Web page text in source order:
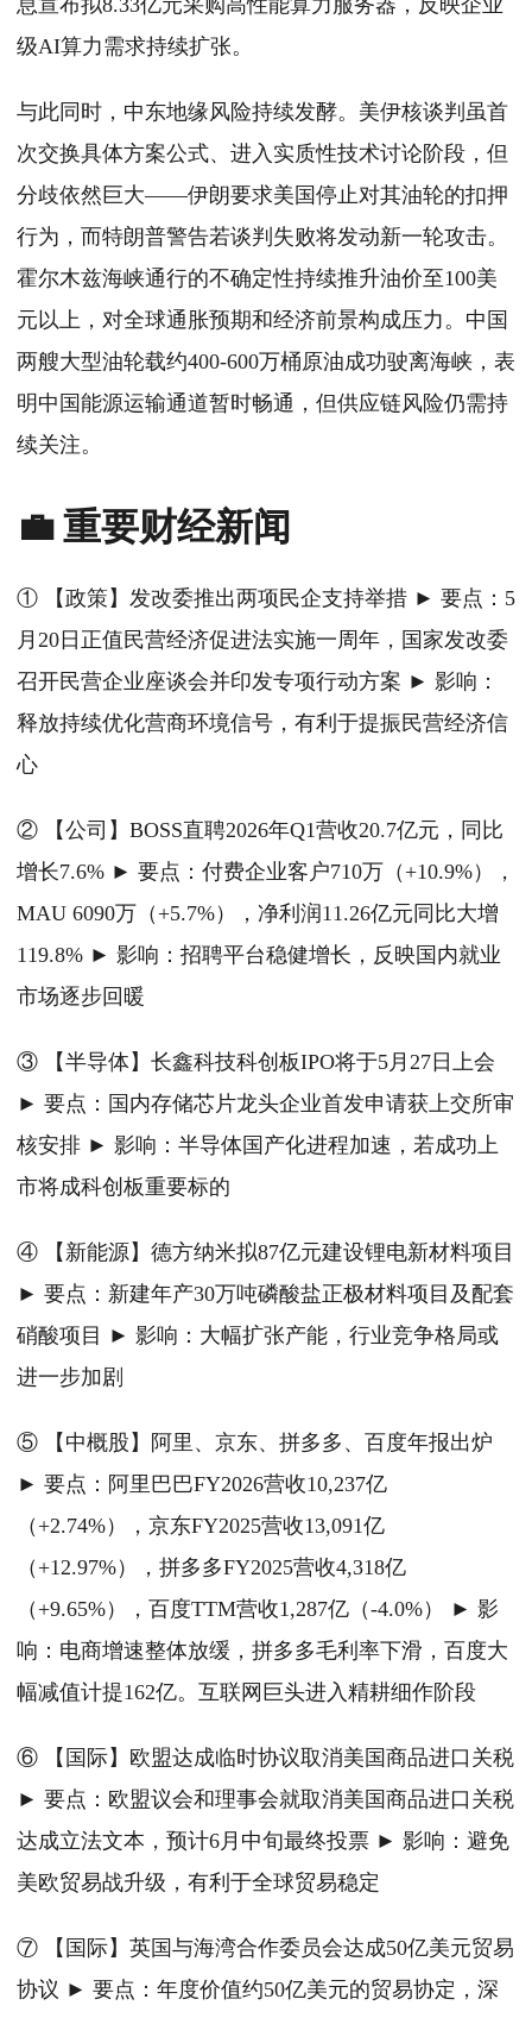
息宣布拟8.33亿元采购高性能算力服务器，反映企业
级AI算力需求持续扩张。
与此同时，中东地缘风险持续发酵。美伊核谈判虽首
次交换具体方案公式、进入实质性技术讨论阶段，但
分歧依然巨大——伊朗要求美国停止对其油轮的扣押
行为，而特朗普警告若谈判失败将发动新一轮攻击。
霍尔木兹海峡通行的不确定性持续推升油价至100美
元以上，对全球通胀预期和经济前景构成压力。中国
两艘大型油轮载约400-600万桶原油成功驶离海峡，表
明中国能源运输通道暂时畅通，但供应链风险仍需持
续关注。
💼 重要财经新闻
① 【政策】发改委推出两项民企支持举措 ► 要点：5
月20日正值民营经济促进法实施一周年，国家发改委
召开民营企业座谈会并印发专项行动方案 ► 影响：
释放持续优化营商环境信号，有利于提振民营经济信
心
② 【公司】BOSS直聘2026年Q1营收20.7亿元，同比
增长7.6% ► 要点：付费企业客户710万（+10.9%），
MAU 6090万（+5.7%），净利润11.26亿元同比大增
119.8% ► 影响：招聘平台稳健增长，反映国内就业
市场逐步回暖
③ 【半导体】长鑫科技科创板IPO将于5月27日上会
► 要点：国内存储芯片龙头企业首发申请获上交所审
核安排 ► 影响：半导体国产化进程加速，若成功上
市将成科创板重要标的
④ 【新能源】德方纳米拟87亿元建设锂电新材料项目
► 要点：新建年产30万吨磷酸盐正极材料项目及配套
硝酸项目 ► 影响：大幅扩张产能，行业竞争格局或
进一步加剧
⑤ 【中概股】阿里、京东、拼多多、百度年报出炉
► 要点：阿里巴巴FY2026营收10,237亿
（+2.74%），京东FY2025营收13,091亿
（+12.97%），拼多多FY2025营收4,318亿
（+9.65%），百度TTM营收1,287亿（-4.0%） ► 影
响：电商增速整体放缓，拼多多毛利率下滑，百度大
幅减值计提162亿。互联网巨头进入精耕细作阶段
⑥ 【国际】欧盟达成临时协议取消美国商品进口关税
► 要点：欧盟议会和理事会就取消美国商品进口关税
达成立法文本，预计6月中旬最终投票 ► 影响：避免
美欧贸易战升级，有利于全球贸易稳定
⑦ 【国际】英国与海湾合作委员会达成50亿美元贸易
协议 ► 要点：年度价值约50亿美元的贸易协定，深